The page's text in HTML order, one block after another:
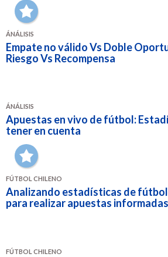
ÁNÁLISIS
Empate no válido Vs Doble
Riesgo Vs Recompensa
ÁNÁLISIS
Apuestas en vivo de fútbol:
tener en cuenta
FÚTBOL CHILENO
Analizando estadísticas de
para realizar apuestas informadas
FÚTBOL CHILENO